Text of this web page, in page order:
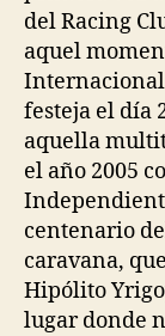
del Racing
aquel
Internacional
festeja el día
aquella
el año 2005
centenario
caravana,
Hipólito
lugar donde